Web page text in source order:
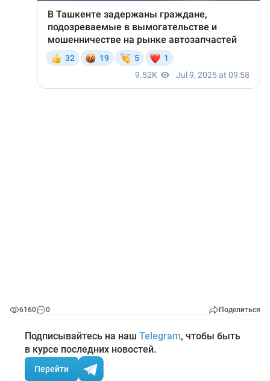
6160 0 Поделиться
Подписывайтесь на наш Telegram, чтобы быть
в курсе последних новостей.
Перейти